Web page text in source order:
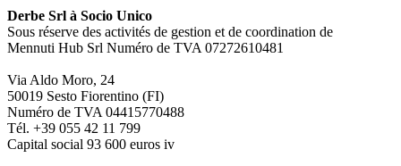
Derbe Srl à Socio Unico
Sous réserve des activités de gestion et de coordination de
Mennuti Hub Srl Numéro de TVA 07272610481
Via Aldo Moro, 24
50019 Sesto Fiorentino (FI)
Numéro de TVA 04415770488
Tél. +39 055 42 11 799
Capital social 93 600 euros iv